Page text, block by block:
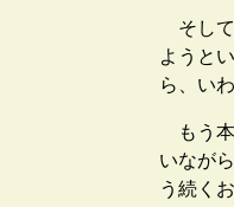
そして
ようと
ら、い
もう本
いなが
う続く